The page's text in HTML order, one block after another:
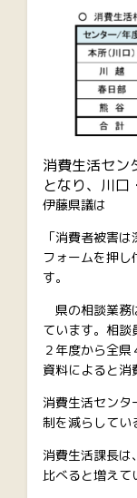
消費生活セン
となり、川口
伊藤県議は
「消費者被害
フォームを押
す。
県の相談業務
ています。相
２年度から全
資料によると
消費生活センタ
制を減らしてい
消費生活課長は
比べると増えて